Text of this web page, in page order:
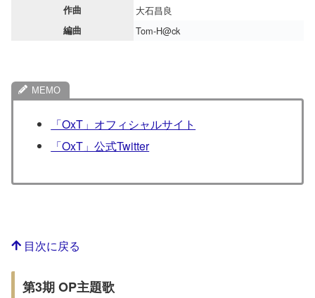
作曲 大石昌良
編曲 Tom-H@ck
「OxT」オフィシャルサイト
「OxT」公式Twitter
目次に戻る
第3期 OP主題歌